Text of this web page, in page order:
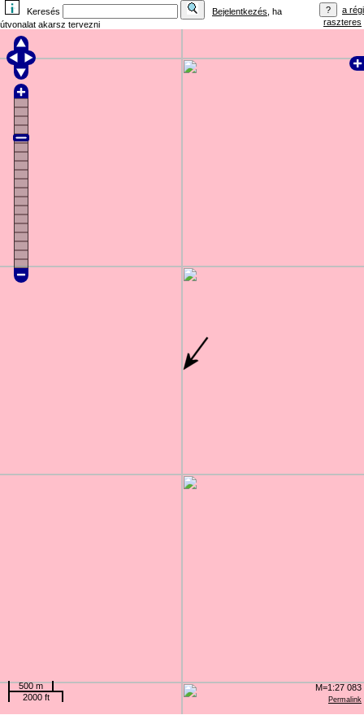
Keresés Bejelentkezés , ha
útvonalat akarsz tervezni
a régi
raszteres
Permalink
500 m
2000 ft
M=1:27 083